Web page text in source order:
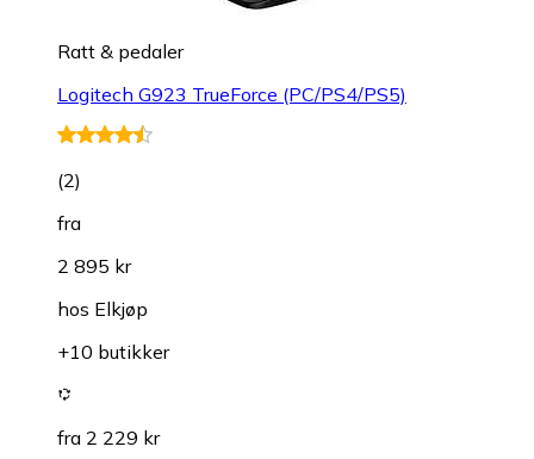
Ratt & pedaler
Logitech G923 TrueForce (PC/PS4/PS5)
(2)
fra
2 895 kr
hos Elkjøp
+10 butikker
fra 2 229 kr